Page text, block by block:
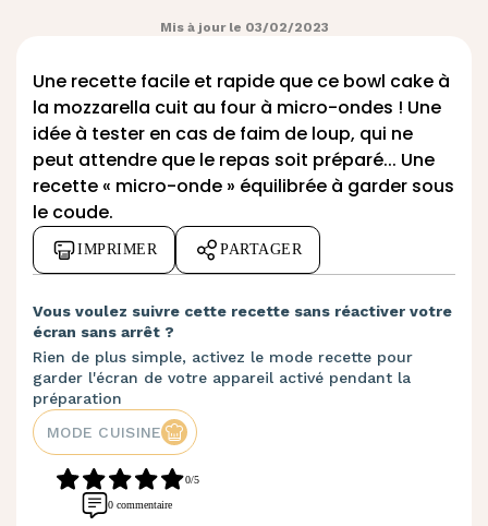
Mis à jour le 03/02/2023
Une recette facile et rapide que ce bowl cake à
la mozzarella cuit au four à micro-ondes ! Une
idée à tester en cas de faim de loup, qui ne
peut attendre que le repas soit préparé... Une
recette « micro-onde » équilibrée à garder sous
le coude.
IMPRIMER PARTAGER
Vous voulez suivre cette recette sans réactiver votre
écran sans arrêt ?
Rien de plus simple, activez le mode recette pour
garder l'écran de votre appareil activé pendant la
préparation
MODE CUISINE
0/5
0 commentaire